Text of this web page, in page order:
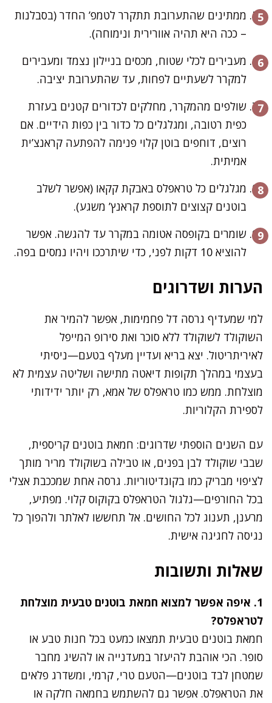
ממתינים שהתערובת תתקרר לטמפ’ החדר (בסבלנות
– ככה היא תהיה אוורירית ונימוחה).
מעבירים לכלי שטוח, מכסים בניילון נצמד ומעבירים
למקרר לשעתיים לפחות, עד שהתערובת יציבה.
שולפים מהמקרר, מחלקים לכדורים קטנים בעזרת
כפית רטובה, ומגלגלים כל כדור בין כפות הידיים. אם
רוצים, דוחפים בוטן קלוי פנימה להפתעה קראנצ’ית
אמיתית.
מגלגלים כל טראפלס באבקת קקאו (אפשר לשלב
בוטנים קצוצים לתוספת קראנץ’ משגע).
שומרים בקופסה אטומה במקרר עד להגשה. אפשר
להוציא 10 דקות לפני, כדי שיתרככו ויהיו נמסים בפה.
הערות ושדרוגים
למי שמעדיף גרסה דל פחמימות, אפשר להמיר את
השוקולד לשוקולד ללא סוכר ואת סירופ המייפל
לאיריתריטול. יצא בריא ועדיין מעלף בטעם—ניסיתי
בעצמי במהלך תקופות דיאטה מתישה ושליטה עצמית לא
מוצלחת. ממש כמו טראפלס של אמא, רק יותר ידידותי
לספירת הקלוריות.
עם השנים הוספתי שדרוגים: חמאת בוטנים קריספית,
שבבי שוקולד לבן בפנים, או טבילה בשוקולד מריר מותך
לציפוי מבריק כמו בקונדיטוריות. גרסה אחת שמככבת אצלי
בכל החורפים—גלגול הטראפלס בקוקוס קלוי. מפתיע,
מרענן, תענוג לכל החושים. אל תחששו לאלתר ולהפוך כל
נגיסה לחגיגה אישית.
שאלות ותשובות
1. איפה אפשר למצוא חמאת בוטנים טבעית מוצלחת
לטראפלס?
חמאת בוטנים טבעית תמצאו כמעט בכל חנות טבע או
סופר. הכי אוהבת להיעזר במעדנייה או להשיג מחבר
שמטחן לבד בוטנים—הטעם טרי, קרמי, ומשדרג פלאים
את הטראפלס. אפשר גם להשתמש בחמאה חלקה או